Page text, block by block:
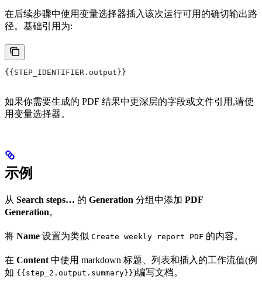
在后续步骤中使用变量选择器插入该次运行可用的确切输出路
径。基础引用为:
{{STEP_IDENTIFIER.output}}
如果你需要生成的 PDF 结果中更深层的字段或文件引用,请使
用变量选择器。
示例
从 Search steps… 的 Generation 分组中添加 PDF
Generation。
将 Name 设置为类似 Create weekly report PDF 的内容。
在 Content 中使用 markdown 标题、列表和插入的工作流值(例
如 {{step_2.output.summary}})编写文档。